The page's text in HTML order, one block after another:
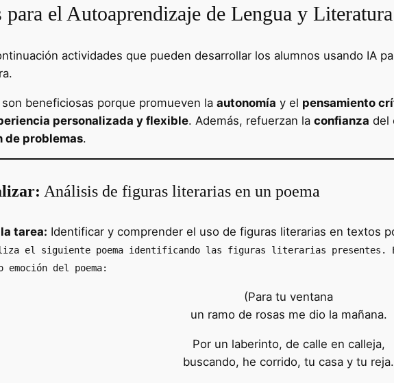
el Autoaprendizaje de Lengua y
actividades que pueden desarrollar los alumnos usando IA
beneficiosas porque promueven la autonomía y el pensamiento
personalizada y flexible. Además, refuerzan la confianza del
de problemas.
Análisis de figuras literarias en un poema
tarea: Identificar y comprender el uso de figuras literarias en textos
el siguiente poema identificando las figuras literarias
del poema:
(Para tu ventana
un ramo de rosas me dio la mañana.
Por un laberinto, de calle en calleja,
buscando, he corrido, tu casa y tu reja.